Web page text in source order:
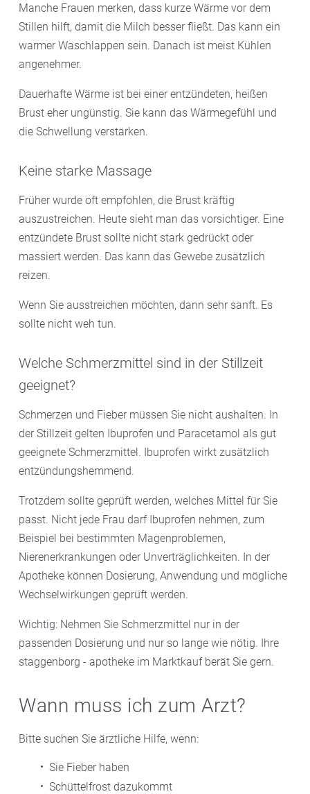
Manche Frauen merken, dass kurze Wärme vor dem
Stillen hilft, damit die Milch besser fließt. Das kann ein
warmer Waschlappen sein. Danach ist meist Kühlen
angenehmer.
Dauerhafte Wärme ist bei einer entzündeten, heißen
Brust eher ungünstig. Sie kann das Wärmegefühl und
die Schwellung verstärken.
Keine starke Massage
Früher wurde oft empfohlen, die Brust kräftig
auszustreichen. Heute sieht man das vorsichtiger. Eine
entzündete Brust sollte nicht stark gedrückt oder
massiert werden. Das kann das Gewebe zusätzlich
reizen.
Wenn Sie ausstreichen möchten, dann sehr sanft. Es
sollte nicht weh tun.
Welche Schmerzmittel sind in der Stillzeit
geeignet?
Schmerzen und Fieber müssen Sie nicht aushalten. In
der Stillzeit gelten Ibuprofen und Paracetamol als gut
geeignete Schmerzmittel. Ibuprofen wirkt zusätzlich
entzündungshemmend.
Trotzdem sollte geprüft werden, welches Mittel für Sie
passt. Nicht jede Frau darf Ibuprofen nehmen, zum
Beispiel bei bestimmten Magenproblemen,
Nierenerkrankungen oder Unverträglichkeiten. In der
Apotheke können Dosierung, Anwendung und mögliche
Wechselwirkungen geprüft werden.
Wichtig: Nehmen Sie Schmerzmittel nur in der
passenden Dosierung und nur so lange wie nötig. Ihre
staggenborg - apotheke im Marktkauf berät Sie gern.
Wann muss ich zum Arzt?
Bitte suchen Sie ärztliche Hilfe, wenn:
Sie Fieber haben
Schüttelfrost dazukommt